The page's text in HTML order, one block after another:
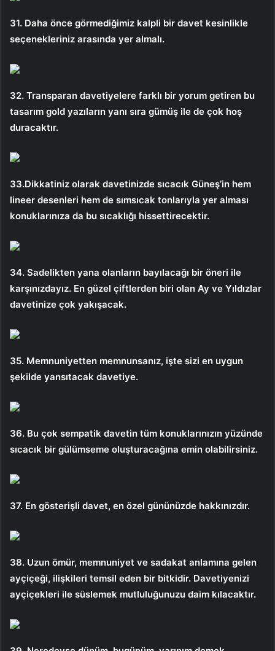
31. Daha önce görmediğimiz kalpli bir davet kesinlikle
seçenekleriniz arasında yer almalı.
32. Transparan davetiyelere farklı bir yorum getiren bu
tasarım gold yazıların yanı sıra gümüş ile de çok hoş
duracaktır.
33.Dikkatiniz olarak davetinizde sıcacık Güneş’in hem
lineer desenleri hem de sımsıcak tonlarıyla yer alması
konuklarınıza da bu sıcaklığı hissettirecektir.
34. Sadelikten yana olanların bayılacağı bir öneri ile
karşınızdayız. En güzel çiftlerden biri olan Ay ve Yıldızlar
davetinize çok yakışacak.
35. Memnuniyetten memnunsanız, işte sizi en uygun
şekilde yansıtacak davetiye.
36. Bu çok sempatik davetin tüm konuklarınızın yüzünde
sıcacık bir gülümseme oluşturacağına emin olabilirsiniz.
37. En gösterişli davet, en özel gününüzde hakkınızdır.
38. Uzun ömür, memnuniyet ve sadakat anlamına gelen
ayçiçeği, ilişkileri temsil eden bir bitkidir. Davetiyenizi
ayçiçekleri ile süslemek mutluluğunuzu daim kılacaktır.